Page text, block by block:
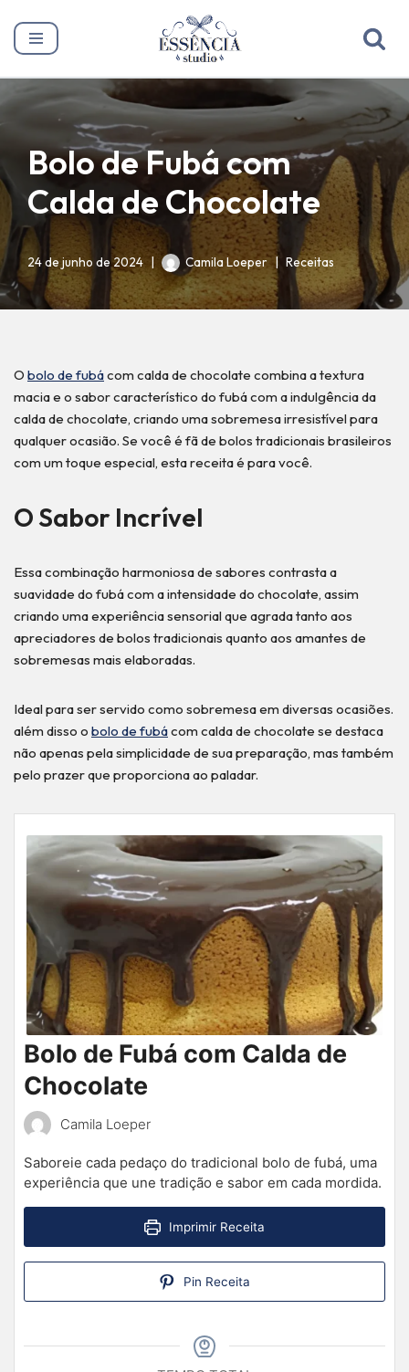
Pular
conteúdo
Bolo de Fubá com
Calda de Chocolate
24 de junho de 2024 Camila Loeper Receitas
O bolo de fubácom calda de chocolate combina a textura
macia e o sabor característico do fubá com a indulgência da
calda de chocolate, criando uma sobremesa irresistível para
qualquer ocasião. Se você é fã de bolos tradicionais brasileiros
com um toque especial, esta receita é para você.
O Sabor Incrível
Essa combinação harmoniosa de sabores contrasta a
suavidade do fubá com a intensidade do chocolate, assim
criando uma experiência sensorial que agrada tanto aos
apreciadores de bolos tradicionais quanto aos amantes de
sobremesas mais elaboradas.
Ideal para ser servido como sobremesa em diversas ocasiões.
além disso o bolo de fubácom calda de chocolate se destaca
não apenas pela simplicidade de sua preparação, mas também
pelo prazer que proporciona ao paladar.
Bolo de Fubá com Calda de
Chocolate
Camila Loeper
Saboreie cada pedaço do tradicional bolo de fubá, uma
experiência que une tradição e sabor em cada mordida.
Imprimir Receita
Pin Receita